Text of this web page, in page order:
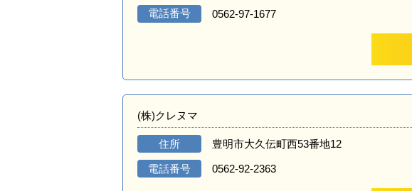
電話番号 0562-97-1677
(株)クレヌマ
住所 豊明市大久伝町西53番地12
電話番号 0562-92-2363